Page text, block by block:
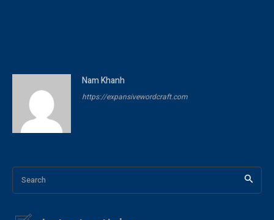
Nam Khanh
https://expansivewordcraft.com
Search